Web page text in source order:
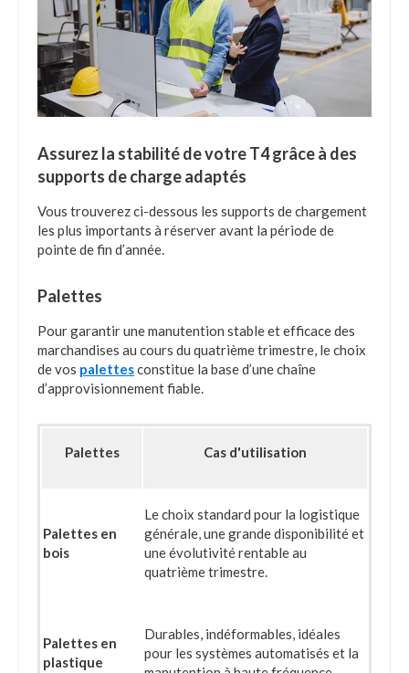
Assurez la stabilité de votre T4 grâce à des
supports de charge adaptés
Vous trouverez ci-dessous les supports de chargement
les plus importants à réserver avant la période de
pointe de fin d’année.
Palettes
Pour garantir une manutention stable et efficace des
marchandises au cours du quatrième trimestre, le choix
de vos palettesconstitue la base d’une chaîne
d’approvisionnement fiable.
Palettes Cas d'utilisation
Palettes en
bois
Le choix standard pour la logistique
générale, une grande disponibilité et
une évolutivité rentable au
quatrième trimestre.
Palettes en
plastique
Durables, indéformables, idéales
pour les systèmes automatisés et la